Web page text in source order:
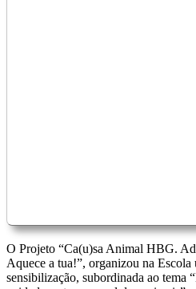
O Projeto “Ca(u)sa Animal HBG.
Aquece a tua!”, organizou na Escola
sensibilização, subordinada ao tema